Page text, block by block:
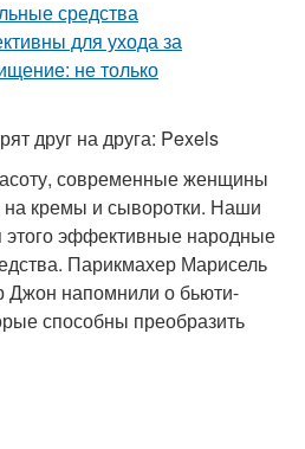
друг на друга: Pexels
современные женщины
на кремы и сыворотки. Наши
эффективные народные
Парикмахер Марисель
Джон напомнили о бьюти-
способны преобразить